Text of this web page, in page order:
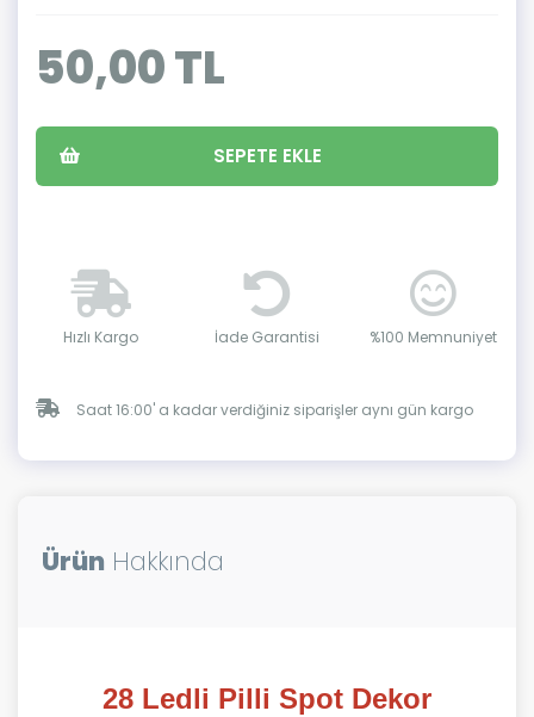
50,00 TL
SEPETE EKLE
Hızlı Kargo İade Garantisi %100 Memnuniyet
Saat 16:00' a kadar verdiğiniz siparişler aynı gün kargo
Ürün Hakkında
28 Ledli Pilli Spot Dekor